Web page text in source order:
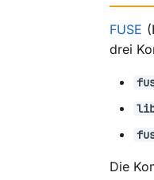
FUSE
drei
Die